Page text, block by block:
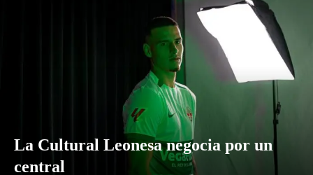
La Cultural Leonesa negocia por un
central